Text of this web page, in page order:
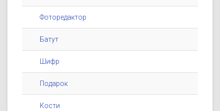
Фоторедактор
Батут
Шифр
Подарок
Кости